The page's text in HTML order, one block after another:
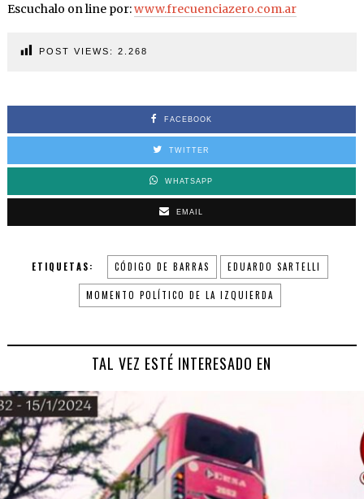
Escuchalo on line por:www.frecuenciazero.com.ar
POST VIEWS: 2.268
FACEBOOK
TWITTER
WHATSAPP
EMAIL
ETIQUETAS: CÓDIGO DE BARRAS EDUARDO SARTELLI
MOMENTO POLÍTICO DE LA IZQUIERDA
TAL VEZ ESTÉ INTERESADO EN